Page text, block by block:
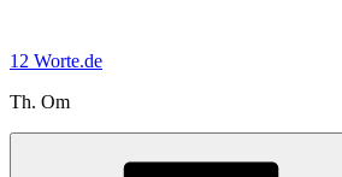
springen
12 Worte.de
Th. Om